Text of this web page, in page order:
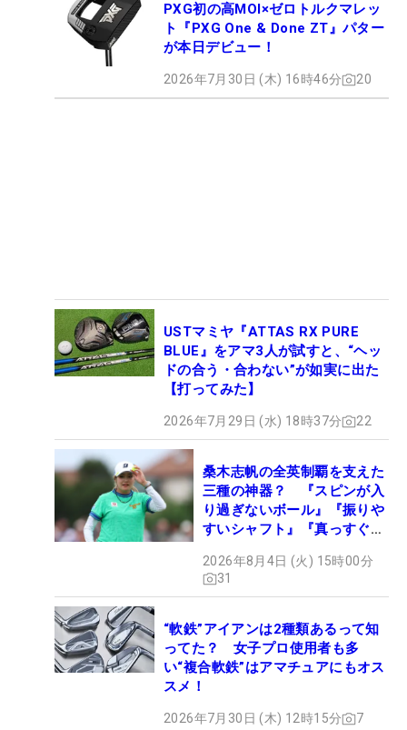
PXG初の高MOI×ゼロトルクマレッ
ト『PXG One & Done ZT』パター
が本日デビュー！
2026年7月30日 (木) 16時46分 20
USTマミヤ『ATTAS RX PURE
BLUE』をアマ3人が試すと、“ヘッ
ドの合う・合わない”が如実に出た
【打ってみた】
2026年7月29日 (水) 18時37分 22
桑木志帆の全英制覇を支えた
三種の神器？ 『スピンが入
り過ぎないボール』『振りや
すいシャフト』『真っすぐ飛
セッティング
2026年8月4日 (火) 15時00分
31
“軟鉄”アイアンは2種類あるって知
ってた？ 女子プロ使用者も多
い“複合軟鉄”はアマチュアにもオス
スメ！
2026年7月30日 (木) 12時15分 7